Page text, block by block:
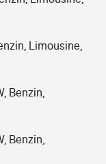
Limousine,
Benzin,
Benzin,